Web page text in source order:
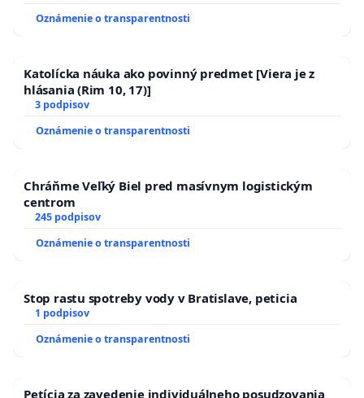
Oznámenie o transparentnosti
Katolícka náuka ako povinný predmet [Viera je z
hlásania (Rim 10, 17)]
3 podpisov
Oznámenie o transparentnosti
Chráňme Veľký Biel pred masívnym logistickým
centrom
245 podpisov
Oznámenie o transparentnosti
Stop rastu spotreby vody v Bratislave, peticia
1 podpisov
Oznámenie o transparentnosti
Petícia za zavedenie individuálneho posudzovania